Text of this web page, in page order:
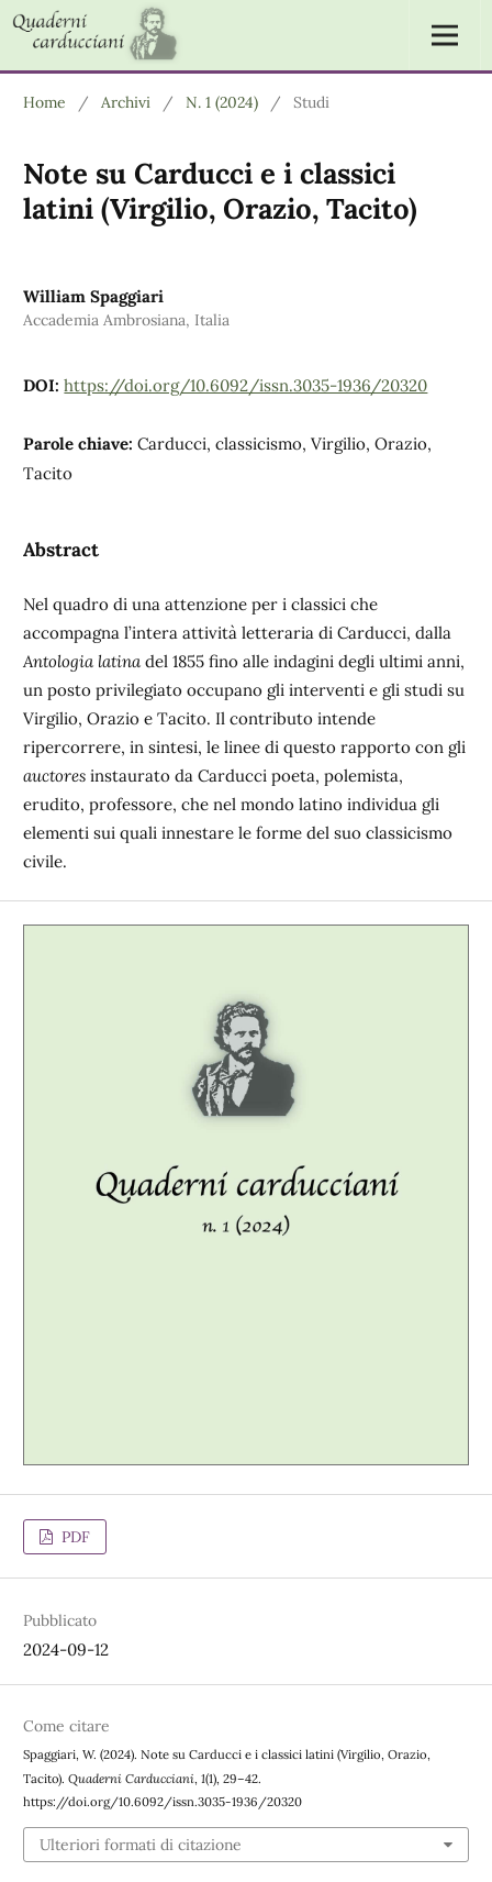
Home / Archivi / N. 1 (2024) / Studi
Note su Carducci e i classici
latini (Virgilio, Orazio, Tacito)
William Spaggiari
Accademia Ambrosiana, Italia
DOI:https://doi.org/10.6092/issn.3035-1936/20320
Parole chiave:Carducci, classicismo, Virgilio, Orazio,
Tacito
Abstract
Nel quadro di una attenzione per i classici che
accompagna l’intera attività letteraria di Carducci, dalla
Antologia latinadel 1855 fino alle indagini degli ultimi anni,
un posto privilegiato occupano gli interventi e gli studi su
Virgilio, Orazio e Tacito. Il contributo intende
ripercorrere, in sintesi, le linee di questo rapporto con gli
auctoresinstaurato da Carducci poeta, polemista,
erudito, professore, che nel mondo latino individua gli
elementi sui quali innestare le forme del suo classicismo
civile.
PDF
Pubblicato
2024-09-12
Come citare
Spaggiari, W. (2024). Note su Carducci e i classici latini (Virgilio, Orazio,
Tacito).Quaderni Carducciani,1(1), 29–42.
https://doi.org/10.6092/issn.3035-1936/20320
Ulteriori formati di citazione